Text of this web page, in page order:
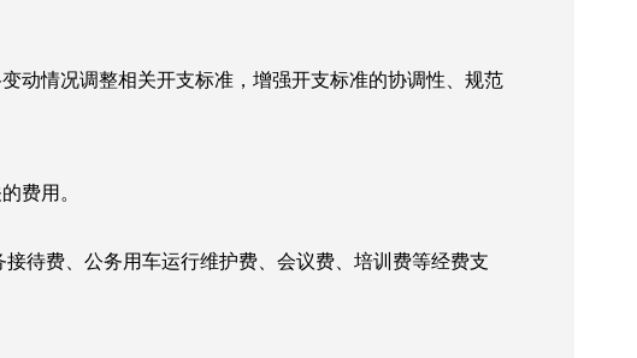
动情况调整相关开支标准，增强开支标准的协调性、规范
费用。
待费、公务用车运行维护费、会议费、培训费等经费支